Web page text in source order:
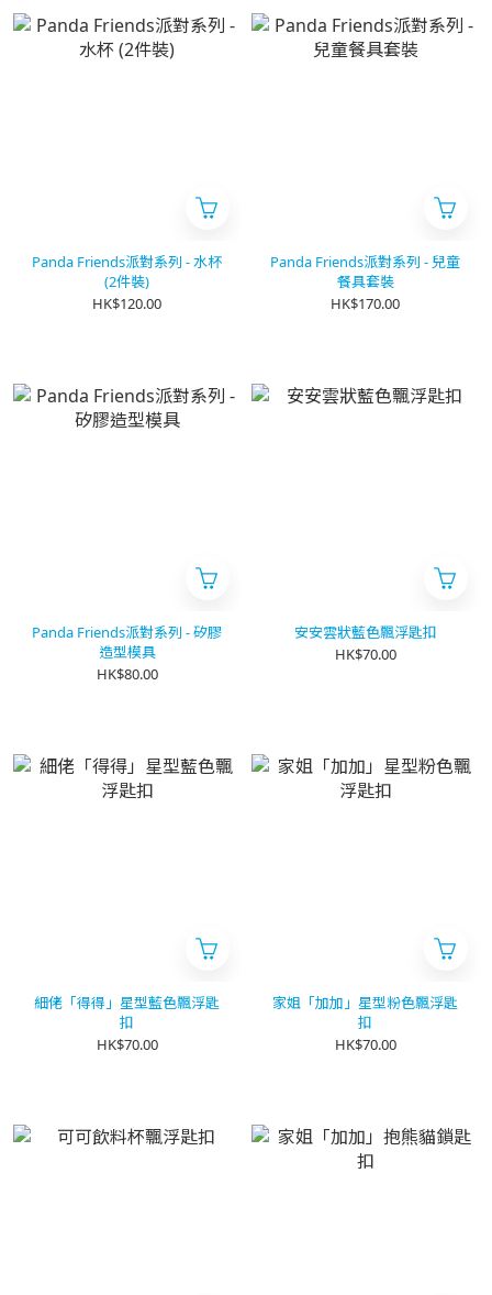
Panda Friends派對系列 - 水杯
(2件裝)
HK$120.00
Panda Friends派對系列 - 兒童
餐具套裝
HK$170.00
Panda Friends派對系列 - 矽膠
造型模具
HK$80.00
安安雲狀藍色飄浮匙扣
HK$70.00
細佬「得得」星型藍色飄浮匙
扣
HK$70.00
家姐「加加」星型粉色飄浮匙
扣
HK$70.00